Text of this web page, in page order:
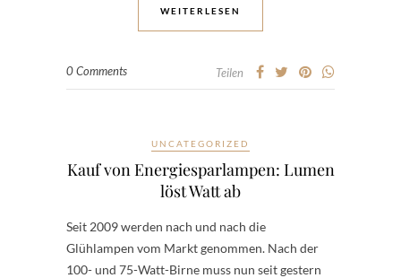
WEITERLESEN
0 Comments Teilen
UNCATEGORIZED
Kauf von Energiesparlampen: Lumen
löst Watt ab
Seit 2009 werden nach und nach die
Glühlampen vom Markt genommen. Nach der
100- und 75-Watt-Birne muss nun seit gestern